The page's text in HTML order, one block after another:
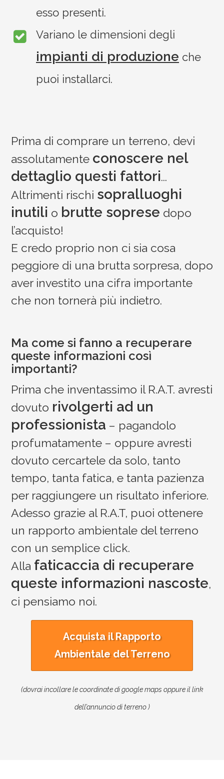
esso presenti.
Variano le dimensioni degli
impianti di produzione che
puoi installarci.
Prima di comprare un terreno, devi
assolutamente conoscere nel
dettaglio questi fattori...
Altrimenti rischi sopralluoghi
inutili o brutte soprese dopo
l’acquisto!
E credo proprio non ci sia cosa
peggiore di una brutta sorpresa, dopo
aver investito una cifra importante
che non tornerà più indietro.
Ma come si fanno a recuperare
queste informazioni così
importanti?
Prima che inventassimo il R.A.T. avresti
dovuto rivolgerti ad un
professionista – pagandolo
profumatamente – oppure avresti
dovuto cercartele da solo, tanto
tempo, tanta fatica, e tanta pazienza
per raggiungere un risultato inferiore.
Adesso grazie al R.A.T, puoi ottenere
un rapporto ambientale del terreno
con un semplice click.
Alla faticaccia di recuperare
queste informazioni nascoste,
ci pensiamo noi.
Acquista il Rapporto
Ambientale del Terreno
(dovrai incollare le coordinate di google maps oppure il link
dell’annuncio di terreno )